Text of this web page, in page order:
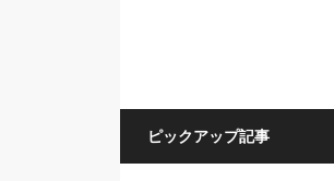
ピックアップ記事